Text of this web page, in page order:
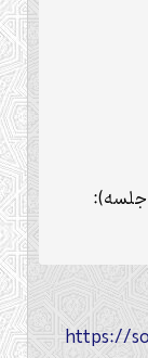
جلسه):